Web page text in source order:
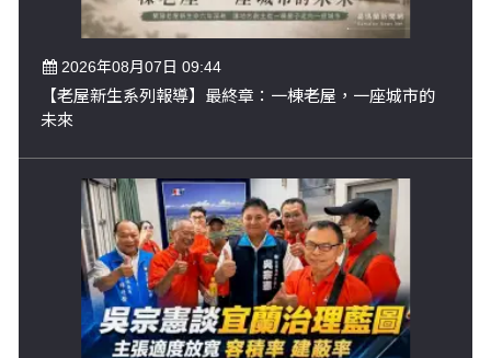
2026年08月07日 09:44
【老屋新生系列報導】最終章：一棟老屋，一座城市的
未來